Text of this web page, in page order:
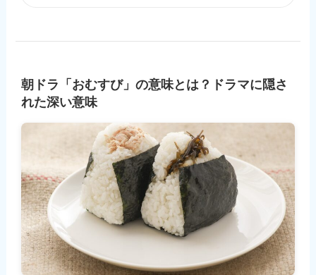
朝ドラ「おむすび」の意味とは？ドラマに隠さ
れた深い意味